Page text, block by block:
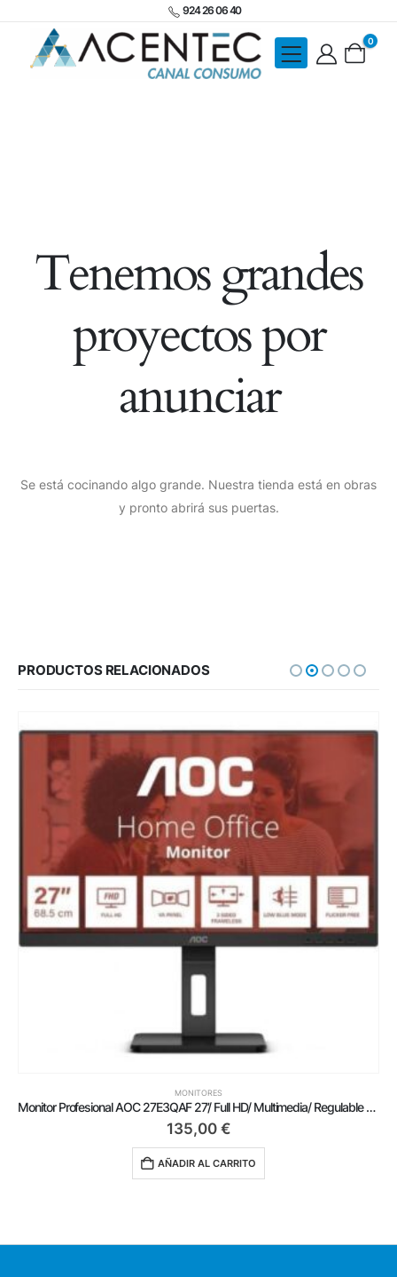
924 26 06 40
0
Tenemos grandes
proyectos por
anunciar
Se está cocinando algo grande. Nuestra tienda está en obras
y pronto abrirá sus puertas.
PRODUCTOS RELACIONADOS
MONITORES
Monitor Profesional AOC 27E3QAF 27’/ Full HD/ Multimedia/ Regulable en altura/ Negro
135,00 €
AÑADIR AL CARRITO